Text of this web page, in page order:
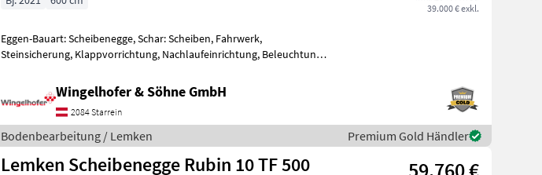
39.000 € exkl.
Eggen-Bauart: Scheibenegge, Schar: Scheiben, Fahrwerk,
Steinsicherung, Klappvorrichtung, Nachlaufeinrichtung, Beleuchtung -
Wingelhofer & Söhne GmbH
2084 Starrein
Bodenbearbeitung / Lemken Premium Gold Händler
Lemken Scheibenegge Rubin 10 TF 500